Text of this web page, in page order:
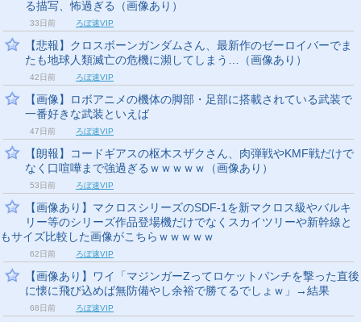
る描写、怖過ぎる（画像あり）
33日前 ろぼ速VIP
【悲報】クロスボーンガンダムさん、最新作のゼーロイバーでま
たも地球人類滅亡の危機に瀕してしまう…（画像あり）
42日前 ろぼ速VIP
【画像】ロボアニメの機体の脚部・足部に搭載されている武装で
一番好きな武装といえば
47日前 ろぼ速VIP
【朗報】コードギアスの枢木スザクさん、肉弾戦やKMF戦だけで
なく口喧嘩まで強過ぎるｗｗｗｗｗ（画像あり）
53日前 ろぼ速VIP
【画像あり】マクロスシリーズのSDF-1を新マクロス級やバルキ
リー等のシリーズ作品登場機だけでなくスカイツリーや新幹線と
もサイズ比較した画像がこちらｗｗｗｗｗ
62日前 ろぼ速VIP
【画像あり】ワイ「マジンガーZってロケットパンチを撃った直後
に懐に飛び込めば無防備やし余裕で勝てるでしょｗ」→結果
68日前 ろぼ速VIP